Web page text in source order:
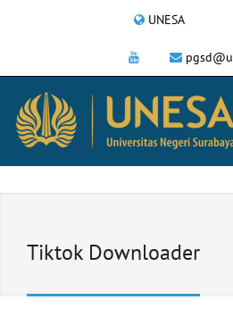
UNESA
Tiktok Downloader